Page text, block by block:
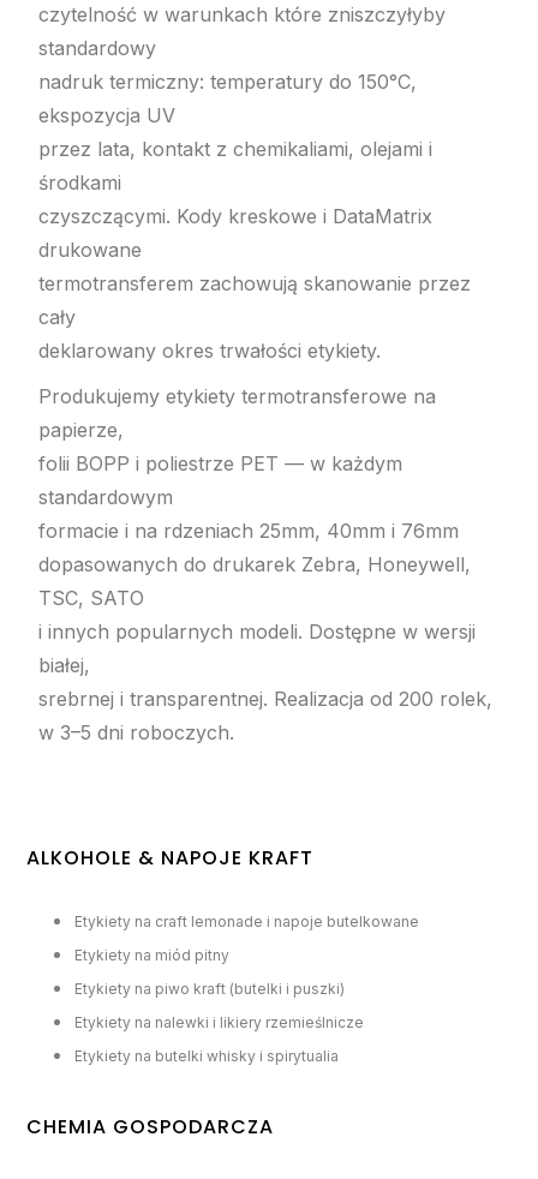
czytelność w warunkach które zniszczyłyby
standardowy
nadruk termiczny: temperatury do 150°C,
ekspozycja UV
przez lata, kontakt z chemikaliami, olejami i
środkami
czyszczącymi. Kody kreskowe i DataMatrix
drukowane
termotransferem zachowują skanowanie przez
cały
deklarowany okres trwałości etykiety.
Produkujemy etykiety termotransferowe na
papierze,
folii BOPP i poliestrze PET — w każdym
standardowym
formacie i na rdzeniach 25mm, 40mm i 76mm
dopasowanych do drukarek Zebra, Honeywell,
TSC, SATO
i innych popularnych modeli. Dostępne w wersji
białej,
srebrnej i transparentnej. Realizacja od 200 rolek,
w 3–5 dni roboczych.
ALKOHOLE & NAPOJE KRAFT
Etykiety na craft lemonade i napoje butelkowane
Etykiety na miód pitny
Etykiety na piwo kraft (butelki i puszki)
Etykiety na nalewki i likiery rzemieślnicze
Etykiety na butelki whisky i spirytualia
CHEMIA GOSPODARCZA